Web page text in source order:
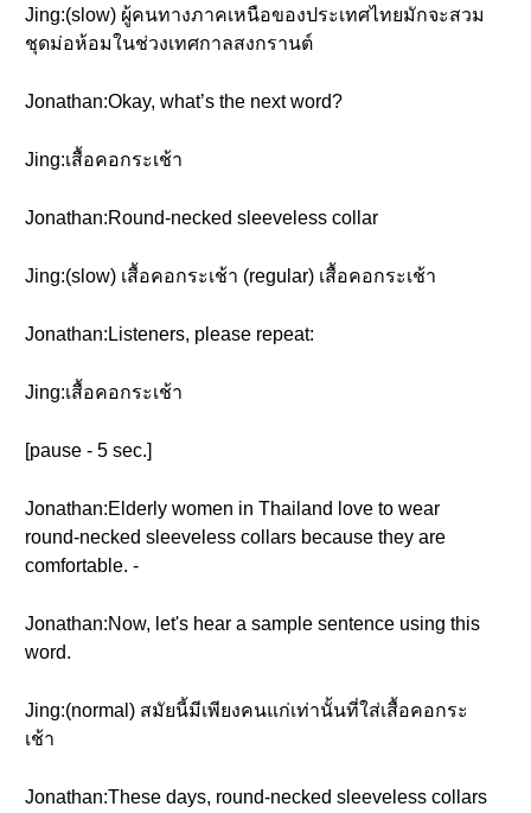
Jing:(slow) ผู้คนทางภาคเหนือของประเทศไทยมักจะสวม
ชุดม่อห้อมในช่วงเทศกาลสงกรานต์
Jonathan:Okay, what’s the next word?
Jing:เสื้อคอกระเช้า
Jonathan:Round-necked sleeveless collar
Jing:(slow) เสื้อคอกระเช้า (regular) เสื้อคอกระเช้า
Jonathan:Listeners, please repeat:
Jing:เสื้อคอกระเช้า
[pause - 5 sec.]
Jonathan:Elderly women in Thailand love to wear
round-necked sleeveless collars because they are
comfortable. -
Jonathan:Now, let's hear a sample sentence using this
word.
Jing:(normal) สมัยนี้มีเพียงคนแก่เท่านั้นที่ใส่เสื้อคอกระ
เช้า
Jonathan:These days, round-necked sleeveless collars